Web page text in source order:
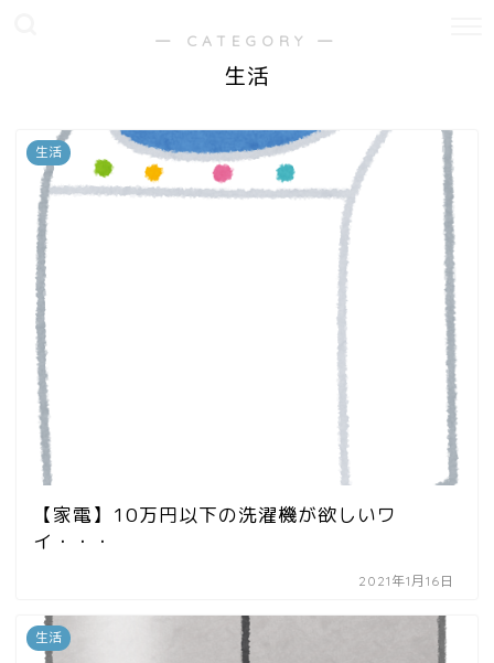
― CATEGORY ―
生活
生活
【家電】10万円以下の洗濯機が欲しいワ
イ・・・
2021年1月16日
生活